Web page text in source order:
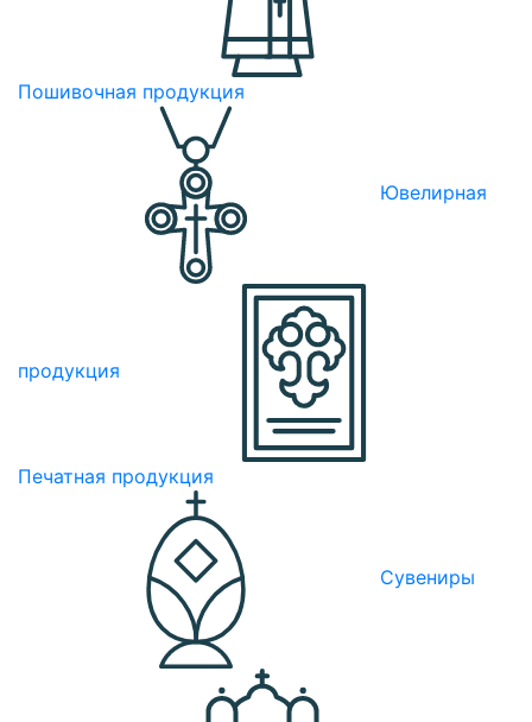
Пошивочная продукция
Ювелирная
продукция
Печатная продукция
Сувениры